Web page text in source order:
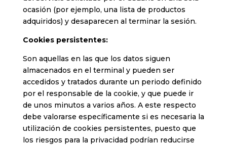
ocasión (por ejemplo, una lista de productos
adquiridos) y desaparecen al terminar la sesión.
Cookies persistentes:
Son aquellas en las que los datos siguen
almacenados en el terminal y pueden ser
accedidos y tratados durante un periodo definido
por el responsable de la cookie, y que puede ir
de unos minutos a varios años. A este respecto
debe valorarse específicamente si es necesaria la
utilización de cookies persistentes, puesto que
los riesgos para la privacidad podrían reducirse